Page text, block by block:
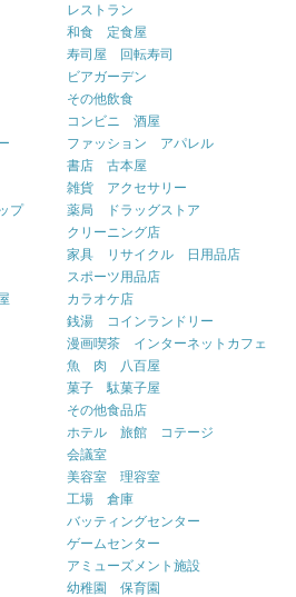
レストラン
和食 定食屋
寿司屋 回転寿司
ビアガーデン
その他飲食
コンビニ 酒屋
ファッション アパレル
書店 古本屋
雑貨 アクセサリー
プ
薬局 ドラッグストア
クリーニング店
家具 リサイクル 日用品店
スポーツ用品店
カラオケ店
銭湯 コインランドリー
漫画喫茶 インターネットカフェ
魚 肉 八百屋
菓子 駄菓子屋
その他食品店
ホテル 旅館 コテージ
会議室
美容室 理容室
工場 倉庫
バッティングセンター
ゲームセンター
アミューズメント施設
幼稚園 保育園